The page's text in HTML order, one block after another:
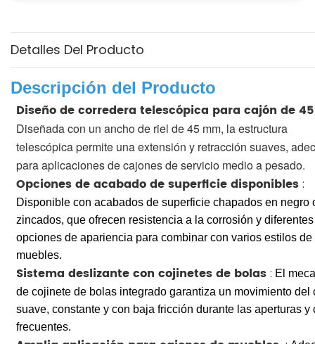
Detalles Del Producto
Descripción del Producto
Diseño de corredera telescópica para cajón de
Diseñada con un ancho de riel de 45 mm, la estructura
telescópica permite una extensión y retracción suaves,
para aplicaciones de cajones de servicio medio a pesado.
Opciones de acabado de superficie disponibles :
Disponible con acabados de superficie chapados en negro
zincados, que ofrecen resistencia a la corrosión y diferentes
opciones de apariencia para combinar con varios estilos de
muebles.
Sistema deslizante con cojinetes de bolas : El
de cojinete de bolas integrado garantiza un movimiento del
suave, constante y con baja fricción durante las aperturas y
frecuentes.